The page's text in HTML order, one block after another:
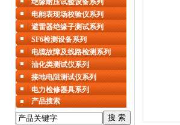
绝缘耐压试验设备系列
电能表现场校验仪系列
避雷器绝缘子测试系列
SF6检测设备系列
电缆故障及线路检测系列
油化类测试仪系列
接地电阻测试仪系列
电力检修器具系列
产品搜索